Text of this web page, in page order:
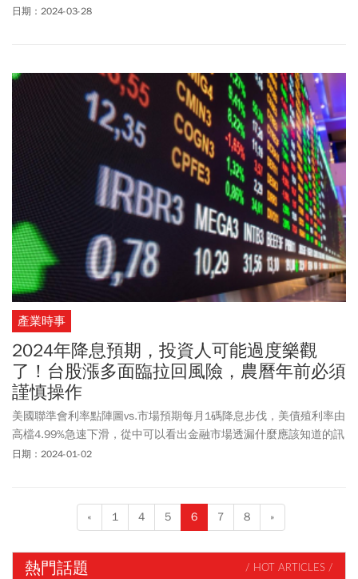
弟」的稱號，讓投資人相當好奇這檔有多強？投資專家表示，其實
日期：2024-03-28
產業時事
2024年降息預期，投資人可能過度樂觀
了！台股漲多面臨拉回風險，農曆年前必須
謹慎操作
美國聯準會利率點陣圖vs.市場預期每月1碼降息步伐，美債殖利率由
高檔4.99%急速下滑，從中可以看出金融市場透漏什麼應該知道的訊
息？農曆春節前最後1個月該怎麼操作？
日期：2024-01-02
« 1 4 5 6 7 8 »
熱門話題 / HOT ARTICLES /